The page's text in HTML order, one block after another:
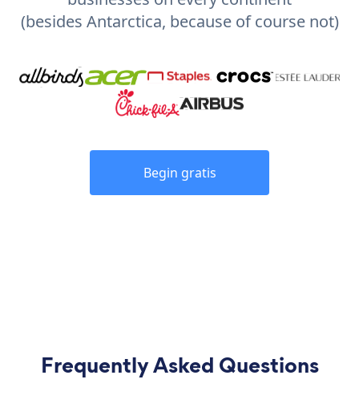
(besides Antarctica, because of course not)
Begin gratis
Frequently Asked Questions